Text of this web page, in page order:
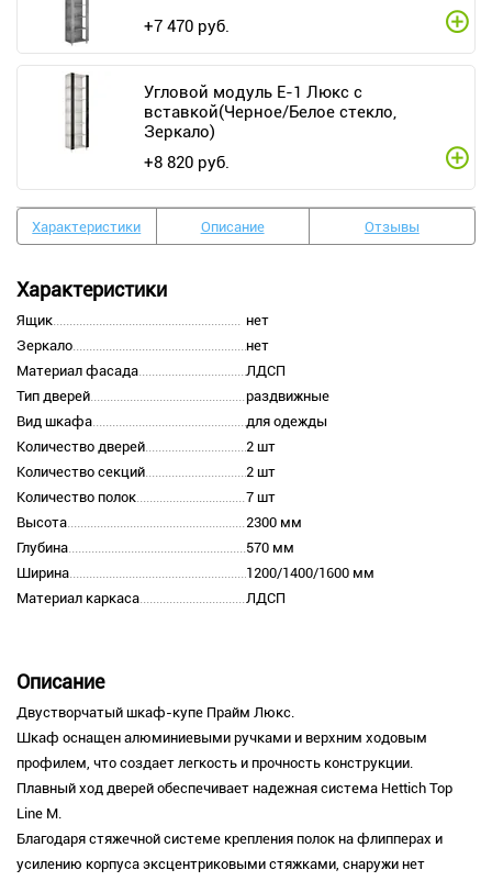
+7 470 руб.
Угловой модуль Е-1 Люкс с
вставкой(Черное/Белое стекло,
Зеркало)
+8 820 руб.
Характеристики Описание Отзывы
Характеристики
Ящик
нет
Зеркало
нет
Материал фасада
ЛДСП
Тип дверей
раздвижные
Вид шкафа
для одежды
Количество дверей
2 шт
Количество секций
2 шт
Количество полок
7 шт
Высота
2300 мм
Глубина
570 мм
Ширина
1200/1400/1600 мм
Материал каркаса
ЛДСП
Описание
Двустворчатый шкаф-купе Прайм Люкс.
Шкаф оснащен алюминиевыми ручками и верхним ходовым
профилем, что создает легкость и прочность конструкции.
Плавный ход дверей обеспечивает надежная система Hettich Top
Line M.
Благодаря стяжечной системе крепления полок на флипперах и
усилению корпуса эксцентриковыми стяжками, снаружи нет